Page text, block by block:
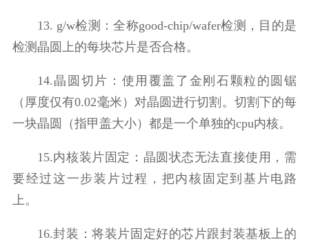
13. g/w检测：全称good-chip/wafer检测，目的是
检测晶圆上的每块芯片是否合格。
14.晶圆切片：使用覆盖了金刚石颗粒的圆锯
（厚度仅有0.02毫米）对晶圆进行切割。切割下的每
一块晶圆（指甲盖大小）都是一个单独的cpu内核。
15.内核装片固定：晶圆状态无法直接使用，需
要经过这一步装片过程，把内核固定到基片电路
上。
16.封装：将装片固定好的芯片跟封装基板上的